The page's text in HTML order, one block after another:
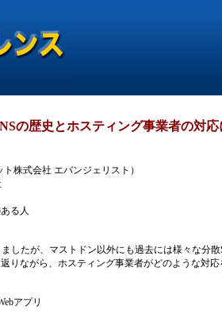
の歴史とホスティング事業者の対応
株式会社 エバンジェリスト）
る人
したが、マストドン以外にも過去には様々な分散
りながら、ホスティング事業者がどのような対
アプリ